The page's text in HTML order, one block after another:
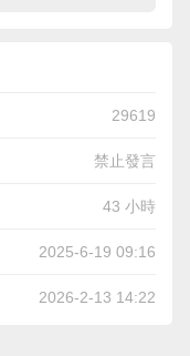
29619
禁止發言
43 小時
2025-6-19 09:16
2026-2-13 14:22